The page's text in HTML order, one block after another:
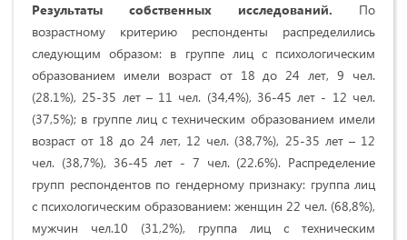
Результаты собственных исследований.
По
возрастному критерию респонденты распределились
следующим образом: в группе лиц с психологическим
образованием имели возраст от 18 до 24 лет, 9 чел.
(28.1%), 25-35 лет – 11 чел. (34,4%), 36-45 лет - 12 чел.
(37,5%); в группе лиц с техническим образованием имели
возраст от 18 до 24 лет, 12 чел. (38,7%), 25-35 лет – 12
чел. (38,7%), 36-45 лет - 7 чел. (22.6%). Распределение
групп респондентов по гендерному признаку: группа лиц
с психологическим образованием: женщин 22 чел. (68,8%),
мужчин чел.10 (31,2%), группа лиц с техническим